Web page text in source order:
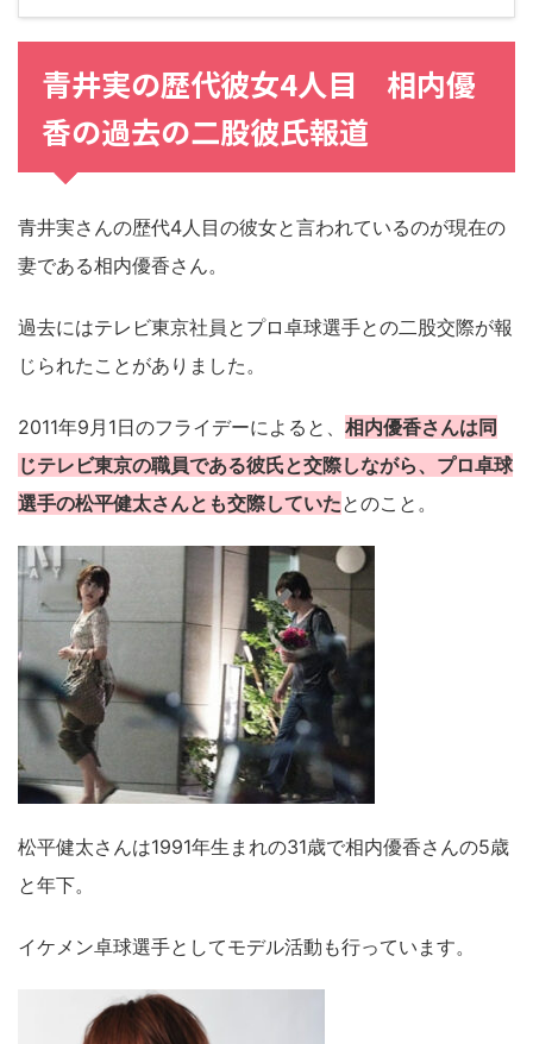
青井実の歴代彼女4人目 相内優
香の過去の二股彼氏報道
青井実さんの歴代4人目の彼女と言われているのが現在の
妻である相内優香さん。
過去にはテレビ東京社員とプロ卓球選手との二股交際が報
じられたことがありました。
2011年9月1日のフライデーによると、 相内優香さんは同
じテレビ東京の職員である彼氏と交際しながら、プロ卓球
選手の松平健太さんとも交際していたとのこと。
松平健太さんは1991年生まれの31歳で相内優香さんの5歳
と年下。
イケメン卓球選手としてモデル活動も行っています。